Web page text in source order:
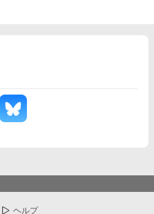
ヘルプ